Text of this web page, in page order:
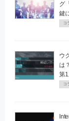
グ
鍵
コ
ウ
は
第
コ